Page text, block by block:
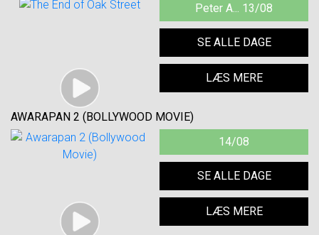
Peter A... 13/08
SE ALLE DAGE
LÆS MERE
AWARAPAN 2 (BOLLYWOOD MOVIE)
14/08
SE ALLE DAGE
LÆS MERE